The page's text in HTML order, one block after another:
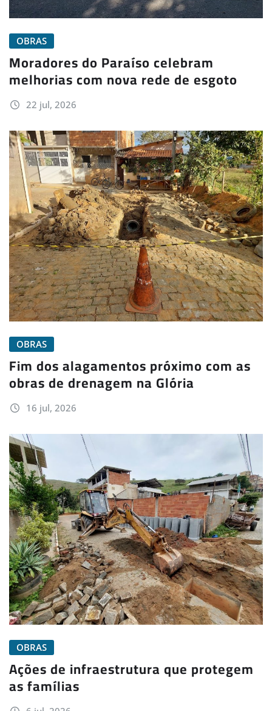
OBRAS
Moradores do Paraíso celebram
melhorias com nova rede de esgoto
22 jul, 2026
OBRAS
Fim dos alagamentos próximo com as
obras de drenagem na Glória
16 jul, 2026
OBRAS
Ações de infraestrutura que protegem
as famílias